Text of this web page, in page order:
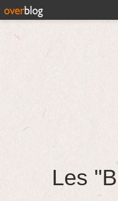
Les